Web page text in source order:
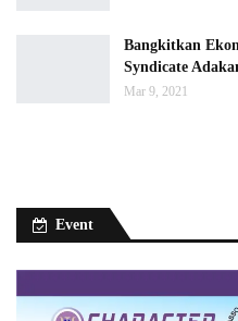
Bangkitkan
Syndicate
Mar 9, 2021
Event